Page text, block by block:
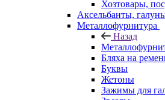
Хозтовары,
Аксельбанты,
Металлофурнитура
Назад
Бляха на
Буквы
Жетоны
Зажимы для